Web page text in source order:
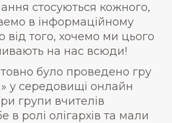
стосуються кожного,
в інформаційному
від того, хочемо ми цього
на нас всюди!
було проведено гру
у середовищі онлайн
групи вчителів
в ролі олігархів та мали